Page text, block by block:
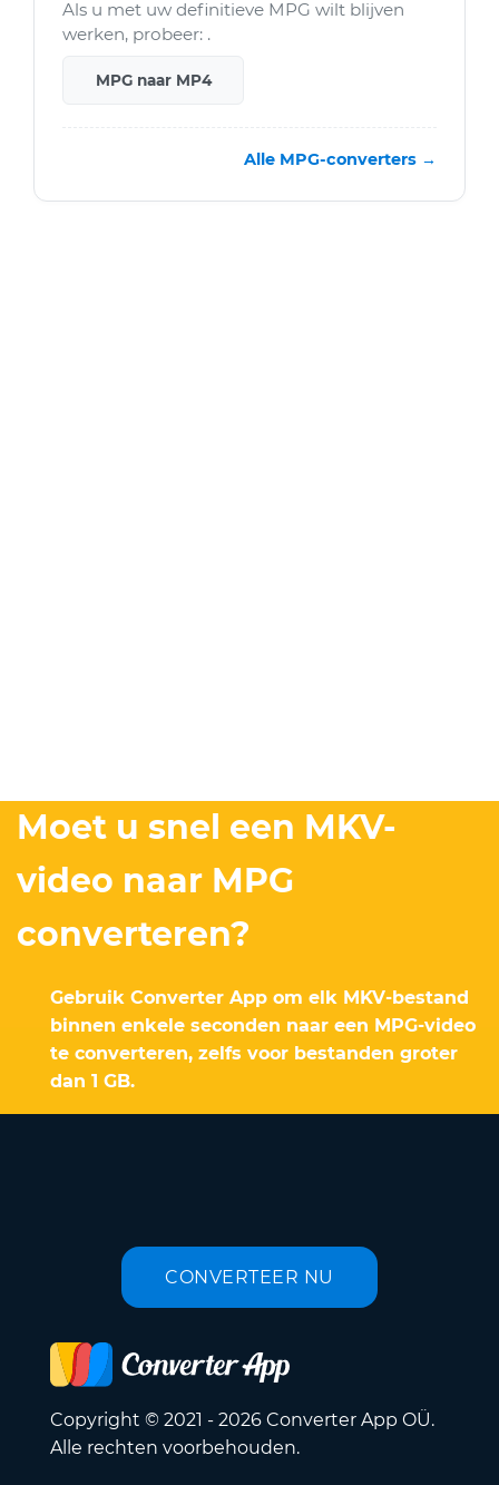
Als u met uw definitieve MPG wilt blijven
werken, probeer: .
MPG naar MP4
Alle MPG-converters →
Moet u snel een MKV-
video naar MPG
converteren?
Gebruik Converter App om elk MKV-bestand
binnen enkele seconden naar een MPG-video
te converteren, zelfs voor bestanden groter
dan 1 GB.
CONVERTEER NU
Copyright © 2021 - 2026 Converter App OÜ.
Alle rechten voorbehouden.